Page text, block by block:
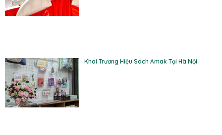
Khai Trương Hiệu Sách Amak Tại Hà Nội